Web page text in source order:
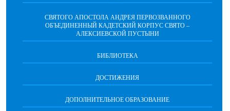
СВЯТОГО АПОСТОЛА АНДРЕЯ ПЕРВОЗВАННОГО
ОБЪЕДИНЕННЫЙ КАДЕТСКИЙ КОРПУС СВЯТО –
АЛЕКСИЕВСКОЙ ПУСТЫНИ
БИБЛИОТЕКА
ДОСТИЖЕНИЯ
ДОПОЛНИТЕЛЬНОЕ ОБРАЗОВАНИЕ